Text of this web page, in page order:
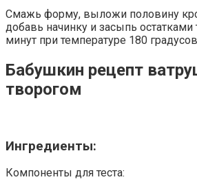
Смажь форму, выложи половину
добавь начинку и засыпь остатками
минут при температуре 180
Бабушкин рецепт
творогом
Ингредиенты:
Компоненты для теста: